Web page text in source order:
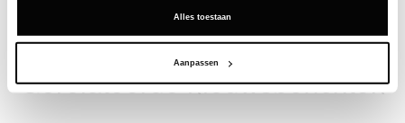
Alles toestaan
Aanpassen
Gerelateerde nieuwsberichten